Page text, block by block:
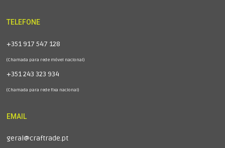
TELEFONE
+351 917 547 128
(Chamada para rede móvel nacional)
+351 243 323 934
(Chamada para rede fixa nacional)
EMAIL
geral@craftrade.pt